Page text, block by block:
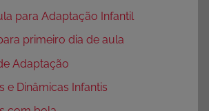
para Adaptação Infantil
primeiro dia de aula
Adaptação
e Dinâmicas Infantis